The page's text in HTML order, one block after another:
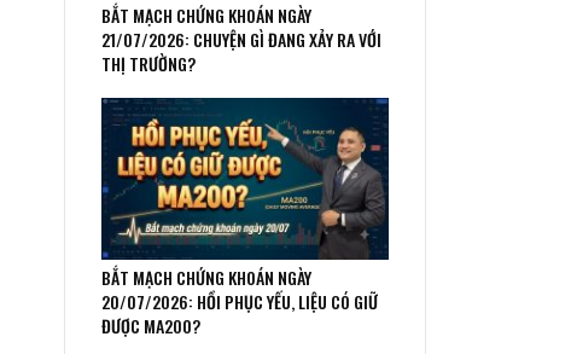
BẮT MẠCH CHỨNG KHOÁN NGÀY
21/07/2026: CHUYỆN GÌ ĐANG XẢY RA VỚI
THỊ TRƯỜNG?
BẮT MẠCH CHỨNG KHOÁN NGÀY
20/07/2026: HỒI PHỤC YẾU, LIỆU CÓ GIỮ
ĐƯỢC MA200?